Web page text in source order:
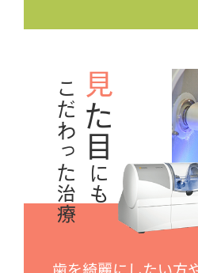
見
た目
にも
こだわった治療